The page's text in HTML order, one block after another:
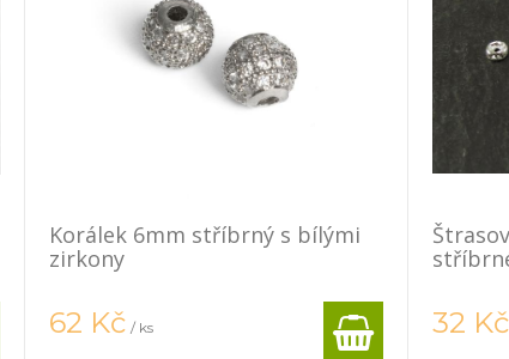
Korálek 6mm stříbrný s bílými
zirkony
62 Kč / ks 32 Kč